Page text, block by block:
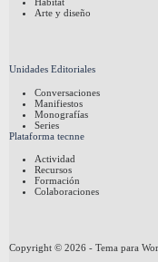
Hábitat
Arte y diseño
Unidades Editoriales
Conversaciones
Manifiestos
Monografías
Series
Plataforma tecnne
Actividad
Recursos
Formación
Colaboraciones
Copyright © 2026 - Tema para